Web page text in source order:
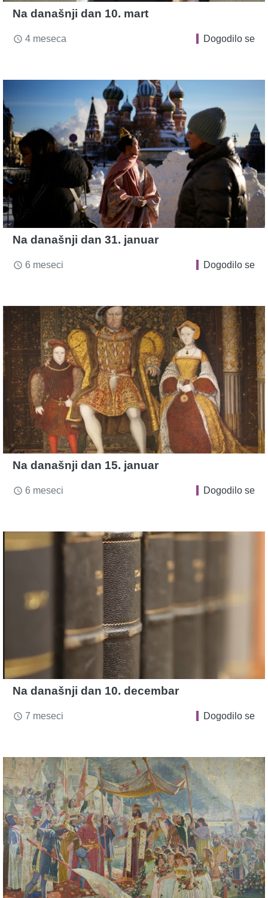
Na današnji dan 10. mart
access_time 4 meseca Dogodilo se
Na današnji dan 31. januar
access_time 6 meseci Dogodilo se
Na današnji dan 15. januar
access_time 6 meseci Dogodilo se
Na današnji dan 10. decembar
access_time 7 meseci Dogodilo se